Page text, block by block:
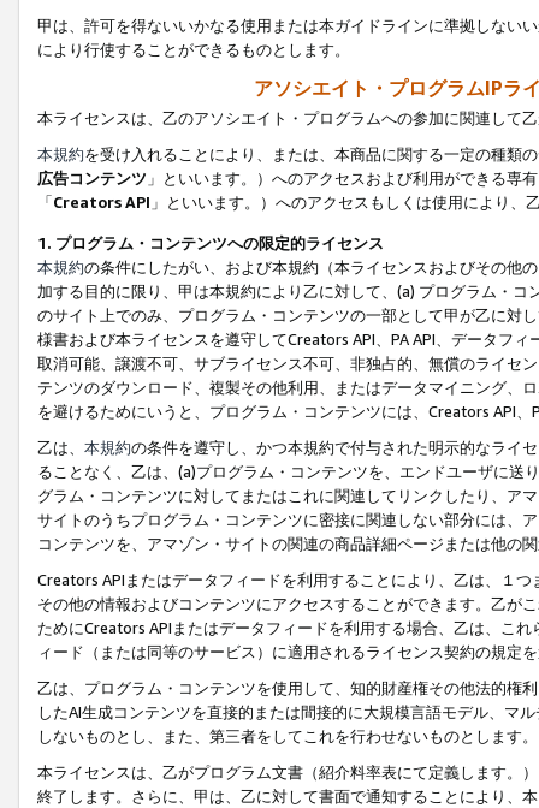
甲は、許可を得ないいかなる使用または本ガイドラインに準拠しない
により行使することができるものとします。
アソシエイト・プログラムIPラ
本ライセンスは、乙のアソシエイト・プログラムへの参加に関連して
本規約を受け入れることにより、または、本商品に関する一定の種類
広告コンテンツ 」といいます。）へのアクセスおよび利用ができる専
「Creators API 」といいます。）へのアクセスもしくは使用により
1. プログラム・コンテンツへの限定的ライセンス
本規約の条件にしたがい、および本規約（本ライセンスおよびその他
加する目的に限り、甲は本規約により乙に対して、(a) プログラム・
のサイト上でのみ、プログラム・コンテンツの一部として甲が乙に対
様書および本ライセンスを遵守してCreators API、PA API、データフ
取消可能、譲渡不可、サブライセンス不可、非独占的、無償のライセ
テンツのダウンロード、複製その他利用、またはデータマイニング、
を避けるためにいうと、プログラム・コンテンツには、Creators API
乙は、 本規約の条件を遵守し、かつ本規約で付与された明示的なライ
ることなく、乙は、(a)プログラム・コンテンツを、エンドユーザに
グラム・コンテンツに対してまたはこれに関連してリンクしたり、ア
サイトのうちプログラム・コンテンツに密接に関連しない部分には、
コンテンツを、アマゾン・サイトの関連の商品詳細ページまたは他の
Creators APIまたはデータフィードを利用することにより、乙は、１
その他の情報およびコンテンツにアクセスすることができます。乙が
ためにCreators APIまたはデータフィードを利用する場合、乙は、こ
ィード（または同等のサービス）に適用されるライセンス契約の規定
乙は、プログラム・コンテンツを使用して、知的財産権その他法的権
したAI生成コンテンツを直接的または間接的に大規模言語モデル、マ
しないものとし、また、第三者をしてこれを行わせないものとします。
本ライセンスは、乙がプログラム文書（紹介料率表にて定義します。
終了します。さらに、甲は、乙に対して書面で通知することにより、